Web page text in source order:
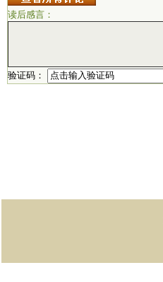
读后感言：
验证码：